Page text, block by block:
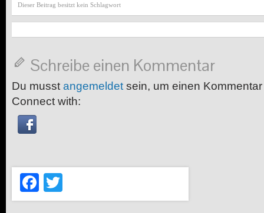
Dieser Beitrag besitzt kein Schlagwort
Schreibe einen Kommentar
Du musst angemeldet sein, um einen
Connect with:
Facebook